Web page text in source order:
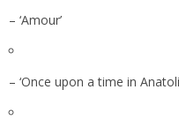
– ‘Amour’
– ‘Once upon a time in